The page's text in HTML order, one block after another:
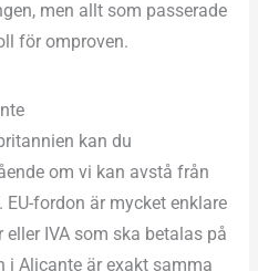
men allt som passerade
för omproven.
kan du
om vi kan avstå från
fordon är mycket enklare
IVA som ska betalas på
i Alicante är exakt samma